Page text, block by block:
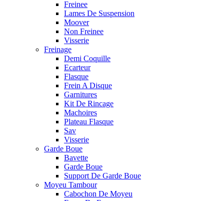
Freinee
Lames De Suspension
Moover
Non Freinee
Visserie
Freinage
Demi Coquille
Ecarteur
Flasque
Frein A Disque
Garnitures
Kit De Rincage
Machoires
Plateau Flasque
Sav
Visserie
Garde Boue
Bavette
Garde Boue
Support De Garde Boue
Moyeu Tambour
Cabochon De Moyeu